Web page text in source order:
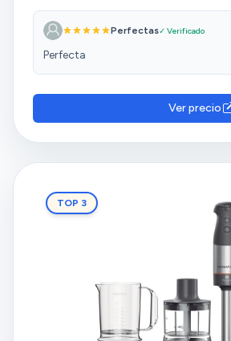
Perfectas✓ Verificado
Perfecta
Ver precio
TOP 3